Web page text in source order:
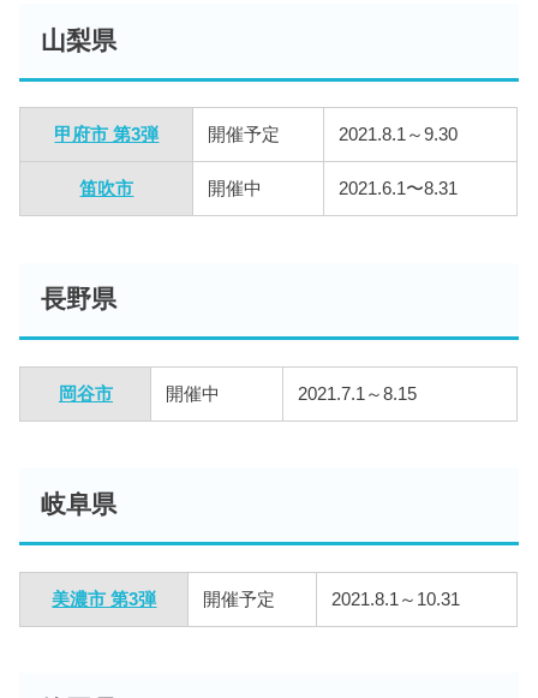
山梨県
甲府市 第3弾 開催予定 2021.8.1～9.30
笛吹市 開催中 2021.6.1〜8.31
長野県
岡谷市 開催中 2021.7.1～8.15
岐阜県
美濃市 第3弾 開催予定 2021.8.1～10.31